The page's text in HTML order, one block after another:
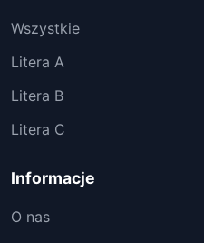
Wszystkie
Litera A
Litera B
Litera C
Informacje
O nas